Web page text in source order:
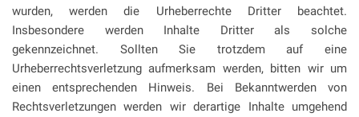
wurden, werden die Urheberrechte Dritter beachtet.
Insbesondere werden Inhalte Dritter als solche
gekennzeichnet. Sollten Sie trotzdem auf eine
Urheberrechtsverletzung aufmerksam werden, bitten wir um
einen entsprechenden Hinweis. Bei Bekanntwerden von
Rechtsverletzungen werden wir derartige Inhalte umgehend